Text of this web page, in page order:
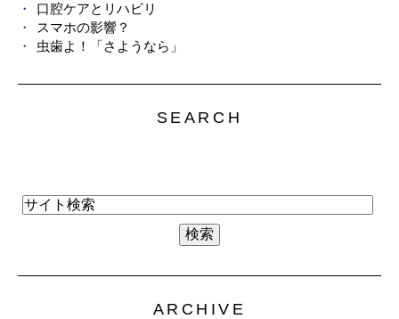
口腔ケアとリハビリ
スマホの影響？
虫歯よ！「さようなら」
SEARCH
ARCHIVE